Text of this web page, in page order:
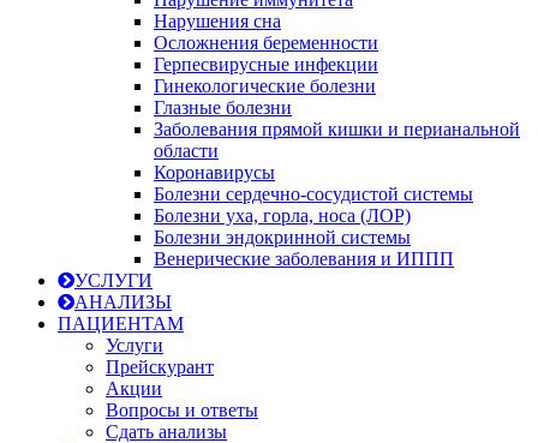
Нарушения сна
Осложнения беременности
Герпесвирусные инфекции
Гинекологические болезни
Глазные болезни
Заболевания прямой кишки и перианальной
области
Коронавирусы
Болезни сердечно-сосудистой системы
Болезни уха, горла, носа (ЛОР)
Болезни эндокринной системы
Венерические заболевания и ИППП
УСЛУГИ
АНАЛИЗЫ
ПАЦИЕНТАМ
Услуги
Прейскурант
Акции
Вопросы и ответы
Сдать анализы